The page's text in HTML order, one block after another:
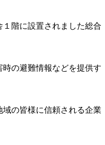
階に設置されました総合
の避難情報などを提供す
の皆様に信頼される企業